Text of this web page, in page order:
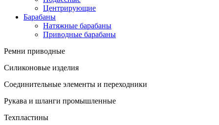
Центрирующие
Барабаны
Натяжные барабаны
Приводные барабаны
Ремни приводные
Силиконовые изделия
Соединительные элементы и переходники
Рукава и шланги промышленные
Техпластины